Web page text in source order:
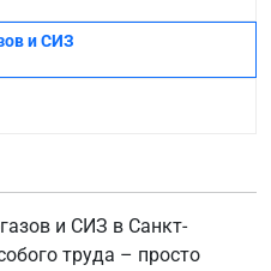
и СИЗ
и СИЗ в Санкт-
труда – просто